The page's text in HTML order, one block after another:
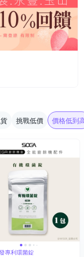
挑戰低價 價格低到
專利環菌錠